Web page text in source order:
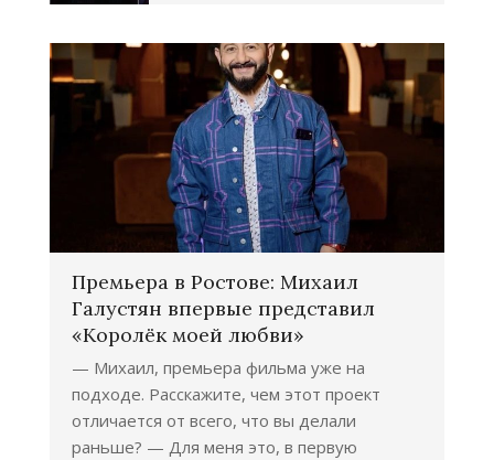
Премьера в Ростове: Михаил
Галустян впервые представил
«Королёк моей любви»
— Михаил, премьера фильма уже на
подходе. Расскажите, чем этот проект
отличается от всего, что вы делали
раньше? — Для меня это, в первую